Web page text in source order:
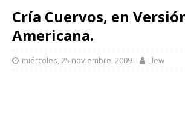
Cría Cuervos, en
Americana.
miércoles, 25 noviembre, 2009 Llew